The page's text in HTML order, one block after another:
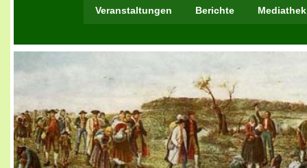
Veranstaltungen Berichte Mediathek